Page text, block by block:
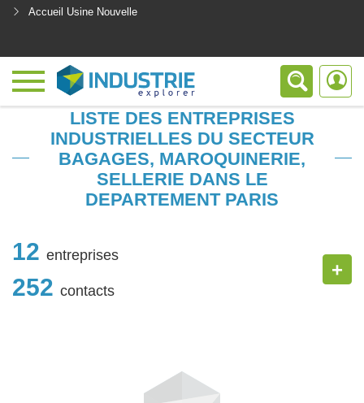
Accueil Usine Nouvelle
LISTE DES ENTREPRISES
INDUSTRIELLES DU SECTEUR
BAGAGES, MAROQUINERIE,
SELLERIE DANS LE
DEPARTEMENT PARIS
12 entreprises
252 contacts
+